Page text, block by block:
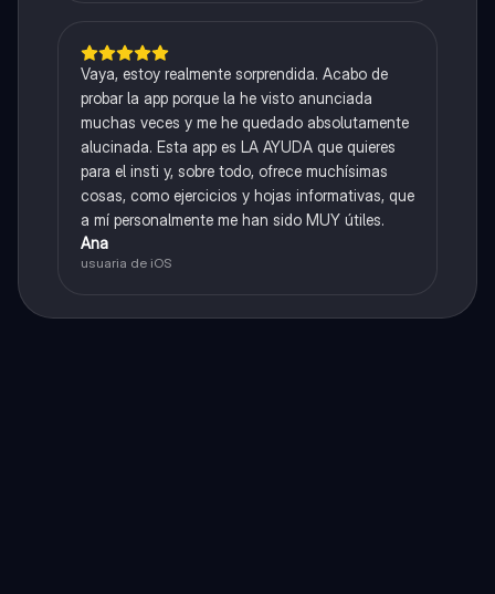
Vaya, estoy realmente sorprendida. Acabo de
probar la app porque la he visto anunciada
muchas veces y me he quedado absolutamente
alucinada. Esta app es LA AYUDA que quieres
para el insti y, sobre todo, ofrece muchísimas
cosas, como ejercicios y hojas informativas, que
a mí personalmente me han sido MUY útiles.
Ana
usuaria de iOS